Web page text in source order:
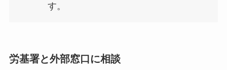
す。
労基署と外部窓口に相談